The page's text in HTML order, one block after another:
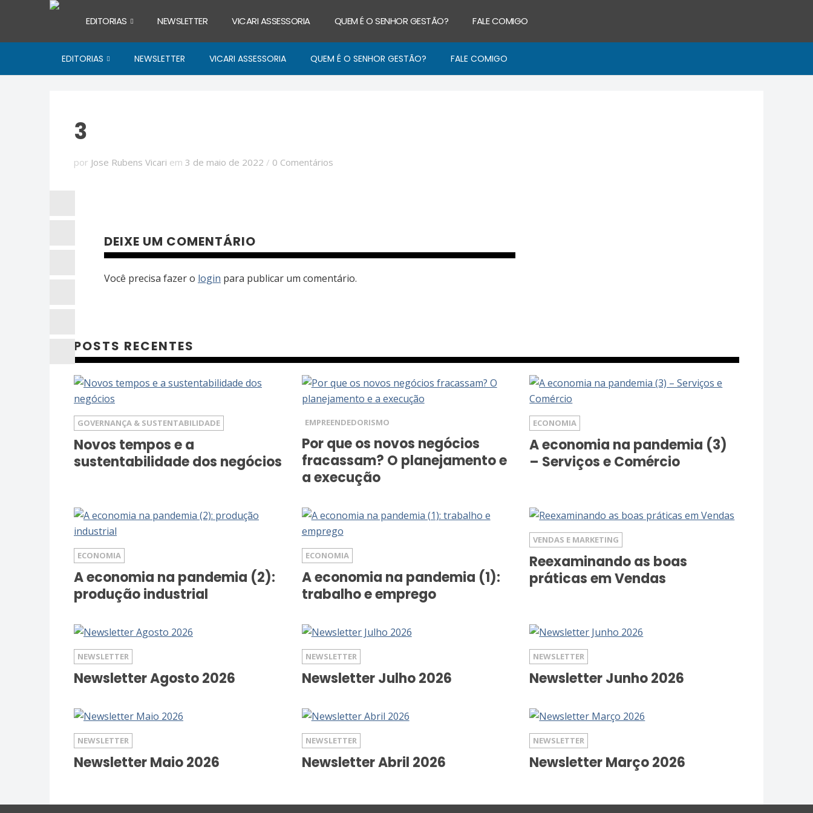
EDITORIAS NEWSLETTER VICARI ASSESSORIA QUEM É O SENHOR GESTÃO? FALE COMIGO
EDITORIAS NEWSLETTER VICARI ASSESSORIA QUEM É O SENHOR GESTÃO? FALE COMIGO
3
por Jose Rubens Vicari em 3 de maio de 2022 / 0 Comentários
DEIXE UM COMENTÁRIO
Você precisa fazer o login para publicar um comentário.
POSTS RECENTES
GOVERNANÇA & SUSTENTABILIDADE
Novos tempos e a
sustentabilidade dos negócios
EMPREENDEDORISMO
Por que os novos negócios
fracassam? O planejamento e
a execução
ECONOMIA
A economia na pandemia (3)
– Serviços e Comércio
ECONOMIA
A economia na pandemia (2):
produção industrial
ECONOMIA
A economia na pandemia (1):
trabalho e emprego
VENDAS E MARKETING
Reexaminando as boas
práticas em Vendas
NEWSLETTER
Newsletter Agosto 2026
NEWSLETTER
Newsletter Julho 2026
NEWSLETTER
Newsletter Junho 2026
NEWSLETTER
Newsletter Maio 2026
NEWSLETTER
Newsletter Abril 2026
NEWSLETTER
Newsletter Março 2026